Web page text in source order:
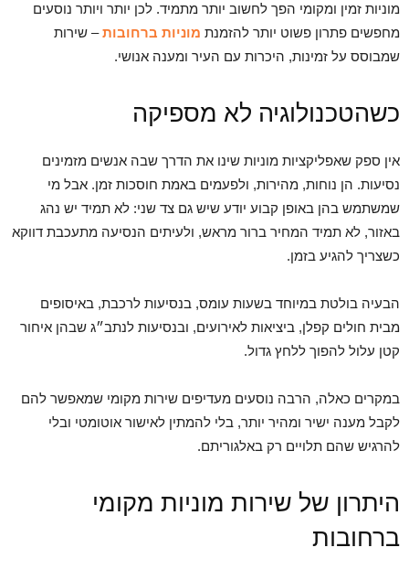
מוניות זמין ומקומי הפך לחשוב יותר מתמיד. לכן יותר ויותר נוסעים
מחפשים פתרון פשוט יותר להזמנת מוניות ברחובות– שירות
שמבוסס על זמינות, היכרות עם העיר ומענה אנושי.
כשהטכנולוגיה לא מספיקה
אין ספק שאפליקציות מוניות שינו את הדרך שבה אנשים מזמינים
נסיעות. הן נוחות, מהירות, ולפעמים באמת חוסכות זמן. אבל מי
שמשתמש בהן באופן קבוע יודע שיש גם צד שני: לא תמיד יש נהג
באזור, לא תמיד המחיר ברור מראש, ולעיתים הנסיעה מתעכבת דווקא
כשצריך להגיע בזמן.
הבעיה בולטת במיוחד בשעות עומס, בנסיעות לרכבת, באיסופים
מבית חולים קפלן, ביציאות לאירועים, ובנסיעות לנתב״ג שבהן איחור
קטן עלול להפוך ללחץ גדול.
במקרים כאלה, הרבה נוסעים מעדיפים שירות מקומי שמאפשר להם
לקבל מענה ישיר ומהיר יותר, בלי להמתין לאישור אוטומטי ובלי
להרגיש שהם תלויים רק באלגוריתם.
היתרון של שירות מוניות מקומי
ברחובות